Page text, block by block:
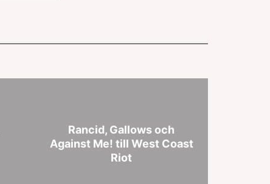
Rancid, Gallows och
Against Me! till West Coast
Riot